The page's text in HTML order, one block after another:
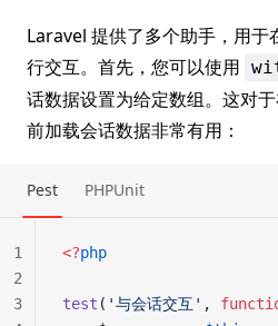
Laravel 提供了多个助手，用于
行交互。首先，您可以使用
话数据设置为给定数组。这对
前加载会话数据非常有用：
Pest PHPUnit
<?php
test ( '与会话交互' ,
1
2
3